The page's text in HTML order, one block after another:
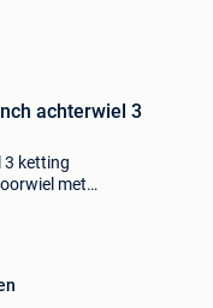
achterwiel 3
3 ketting
met